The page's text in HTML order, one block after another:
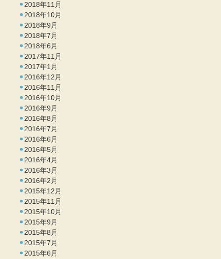
2018年11月
2018年10月
2018年9月
2018年7月
2018年6月
2017年11月
2017年1月
2016年12月
2016年11月
2016年10月
2016年9月
2016年8月
2016年7月
2016年6月
2016年5月
2016年4月
2016年3月
2016年2月
2015年12月
2015年11月
2015年10月
2015年9月
2015年8月
2015年7月
2015年6月